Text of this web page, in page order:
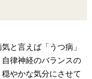
と言えば「うつ病」
律神経のバランスの
やかな気分にさせて